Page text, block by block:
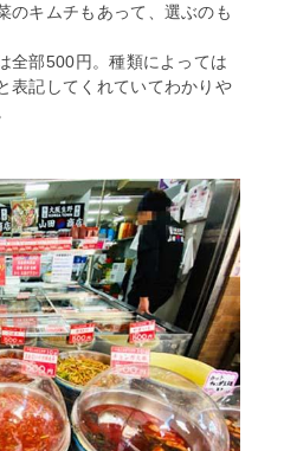
のキムチもあって、選ぶのも
全部500円。種類によっては
表記してくれていてわかりや